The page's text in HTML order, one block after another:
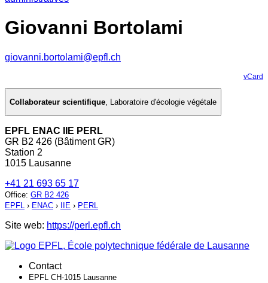
Giovanni Bortolami
giovanni.bortolami@epfl.ch
vCard
Collaborateur scientifique, Laboratoire d'écologie végétale
EPFL ENAC IIE PERL
GR B2 426 (Bâtiment GR)
Station 2
1015 Lausanne
+41 21 693 65 17
Office: GR B2 426
EPFL › ENAC › IIE › PERL
Site web: https://perl.epfl.ch
Contact
EPFL CH-1015 Lausanne